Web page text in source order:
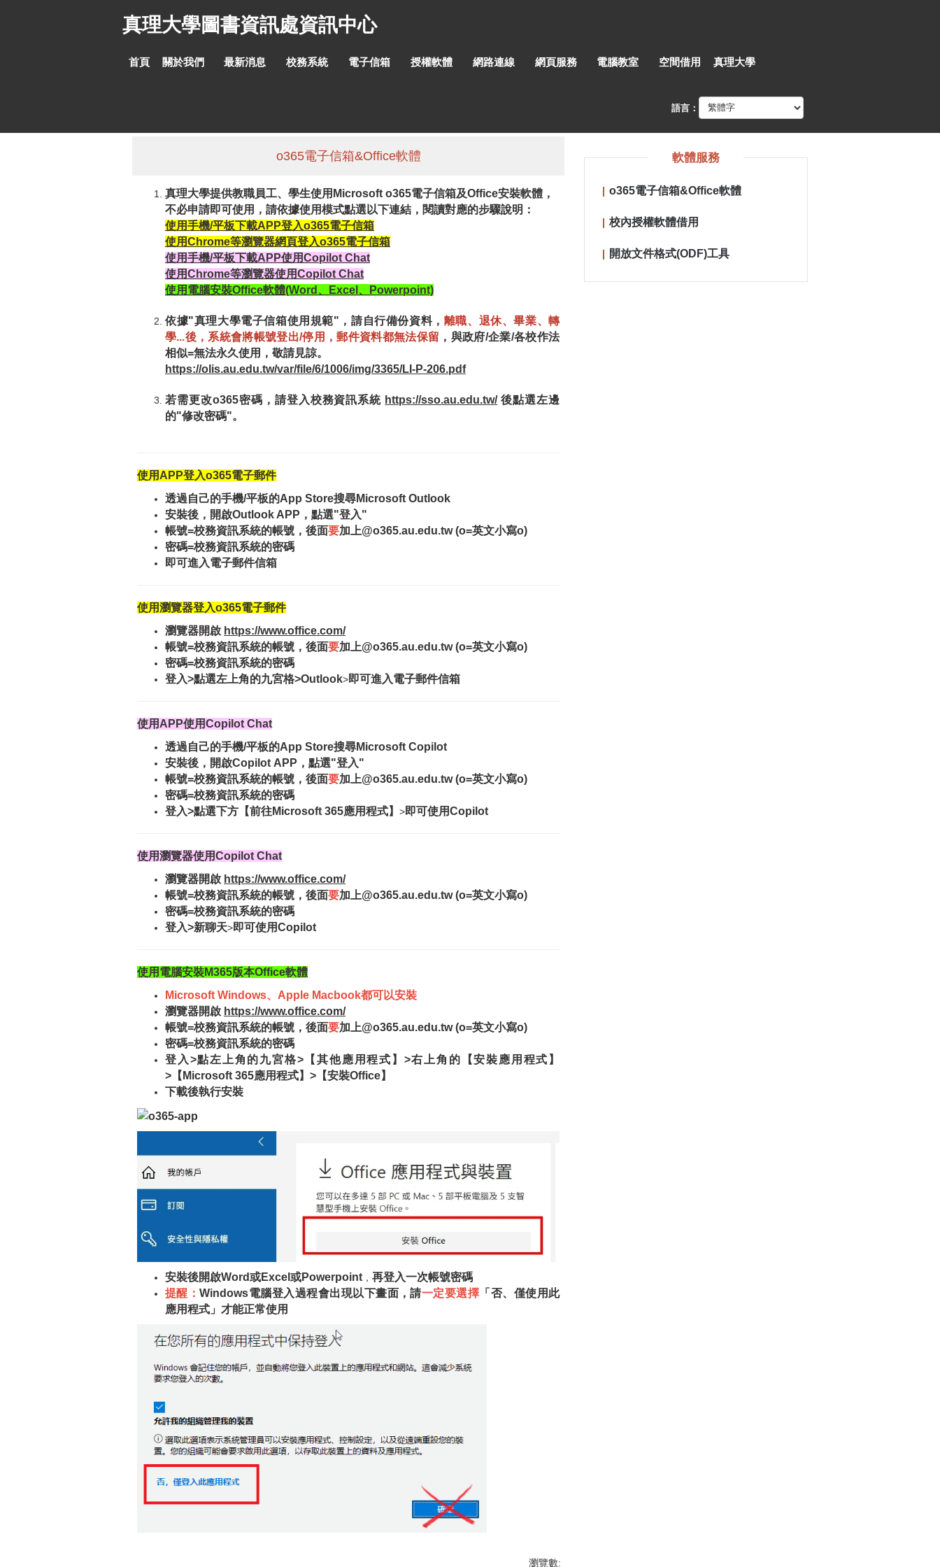
真理大學圖書資訊處資訊中心
首頁 關於我們 最新消息 校務系統 電子信箱 授權軟體 網路連線 網頁服務 電腦教室 空間借用 真理大學
語言：
o365電子信箱&Office軟體
真理大學提供教職員工、學生使用Microsoft o365電子信箱及Office安裝軟體，
不必申請即可使用，請依據使用模式點選以下連結，閱讀對應的步驟說明：
使用手機/平板下載APP登入o365電子信箱
使用Chrome等瀏覽器網頁登入o365電子信箱
使用手機/平板下載APP使用Copilot Chat
使用Chrome等瀏覽器使用Copilot Chat
使用電腦安裝Office軟體(Word、Excel、Powerpoint)
依據"真理大學電子信箱使用規範"，請自行備份資料， 離職、退休、畢業、轉
學...後，系統會將帳號登出/停用，郵件資料都無法保留 ，與政府/企業/各校作法
相似=無法永久使用，敬請見諒。
https://olis.au.edu.tw/var/file/6/1006/img/3365/LI-P-206.pdf
若需更改o365密碼，請登入校務資訊系統 https://sso.au.edu.tw/後點選左邊
的"修改密碼"。
使用APP登入o365電子郵件
透過自己的手機/平板的App Store搜尋Microsoft Outlook
安裝後，開啟Outlook APP，點選"登入"
帳號=校務資訊系統的帳號，後面要加上@o365.au.edu.tw (o=英文小寫o)
密碼=校務資訊系統的密碼
即可進入電子郵件信箱
使用瀏覽器登入o365電子郵件
瀏覽器開啟 https://www.office.com/
帳號=校務資訊系統的帳號，後面要加上@o365.au.edu.tw (o=英文小寫o)
密碼=校務資訊系統的密碼
登入>點選左上角的九宮格>Outlook>即可進入電子郵件信箱
使用APP使用Copilot Chat
透過自己的手機/平板的App Store搜尋Microsoft Copilot
安裝後，開啟Copilot APP，點選"登入"
帳號=校務資訊系統的帳號，後面要加上@o365.au.edu.tw (o=英文小寫o)
密碼=校務資訊系統的密碼
登入>點選下方【前往Microsoft 365應用程式】 >即可使用Copilot
使用瀏覽器使用Copilot Chat
瀏覽器開啟 https://www.office.com/
帳號=校務資訊系統的帳號，後面要加上@o365.au.edu.tw (o=英文小寫o)
密碼=校務資訊系統的密碼
登入>新聊天>即可使用Copilot
使用電腦安裝M365版本Office軟體
Microsoft Windows、Apple Macbook都可以安裝
瀏覽器開啟 https://www.office.com/
帳號=校務資訊系統的帳號，後面要加上@o365.au.edu.tw (o=英文小寫o)
密碼=校務資訊系統的密碼
登入>點左上角的九宮格>【其他應用程式】>右上角的【安裝應用程式】
>【Microsoft 365應用程式】>【安裝Office】
下載後執行安裝
安裝後開啟Word或Excel或Powerpoint ， 再登入一次帳號密碼
提醒：Windows電腦登入過程會出現以下畫面，請一定要選擇 「否、僅使用此
應用程式」才能正常使用
瀏覽數:
軟體服務
o365電子信箱&Office軟體
校內授權軟體借用
開放文件格式(ODF)工具